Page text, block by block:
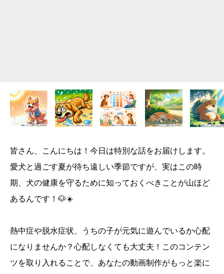
皆さん、こんにちは！今日は特別な話をお届けします。
愛犬と過ごす夏が待ち遠しい季節ですが、実はこの時
期、犬の健康を守るために知っておくべきことが山ほど
あるんです！🐶☀️
熱中症や脱水症状、うちの子が元気に遊んでいるか心配
になりませんか？心配しなくても大丈夫！このコンテン
ツを取り入れることで、あなたの動画制作がもっと楽に